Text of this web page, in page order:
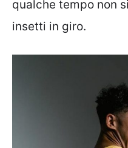
qualche tempo non
insetti in giro.